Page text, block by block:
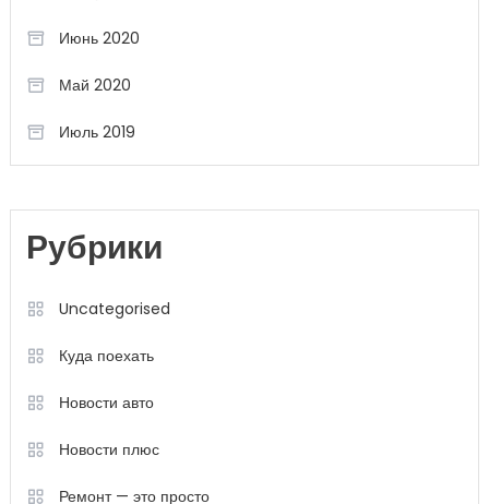
Июнь 2020
Май 2020
Июль 2019
Рубрики
Uncategorised
Куда поехать
Новости авто
Новости плюс
Ремонт — это просто